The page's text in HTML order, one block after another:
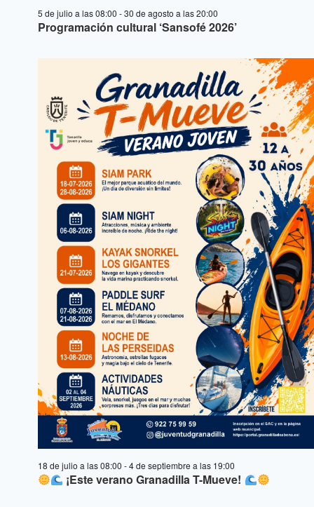
Programación cultural ‘Sansofé 2026’
5 de julio a las 08:00 -30 de agosto a las 20:00
¡Este verano Granadilla T-Mueve!
18 de julio a las 08:00 -4 de septiembre a las 19:00